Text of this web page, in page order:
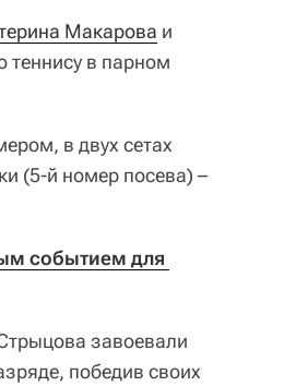
Макарова и
теннису в парном
в двух сетах
(5-й номер посева) –
событием для
завоевали
победив своих